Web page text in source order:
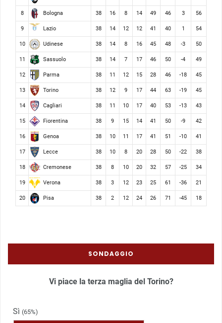
8 Bologna 38 16 8 14 49 46 3 56
9 Lazio 38 14 12 12 41 40 1 54
10 Udinese 38 14 8 16 45 48 -3 50
11 Sassuolo 38 14 7 17 46 50 -4 49
12 Parma 38 11 12 15 28 46 -18 45
13 Torino 38 12 9 17 44 63 -19 45
14 Cagliari 38 11 10 17 40 53 -13 43
15 Fiorentina 38 9 15 14 41 50 -9 42
16 Genoa 38 10 11 17 41 51 -10 41
17 Lecce 38 10 8 20 28 50 -22 38
18 Cremonese 38 8 10 20 32 57 -25 34
19 Verona 38 3 12 23 25 61 -36 21
20 Pisa 38 2 12 24 26 71 -45 18
SONDAGGIO
Vi piace la terza maglia del Torino?
Sì (65%)